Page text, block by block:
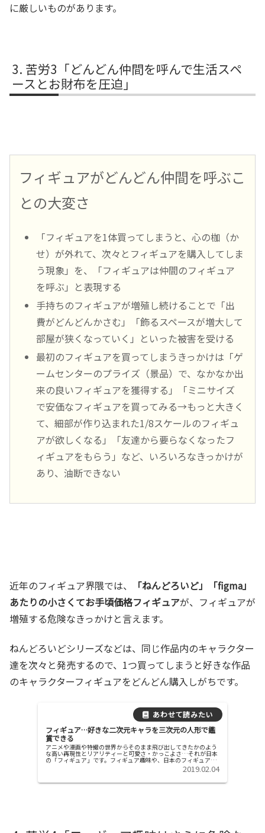
に厳しいものがあります。
苦労3「どんどん仲間を呼んで生活スペ
ースとお財布を圧迫」
フィギュアがどんどん仲間を呼ぶこ
との大変さ
「フィギュアを1体買ってしまうと、心の枷（か
せ）が外れて、次々とフィギュアを購入してしま
う現象」を、「フィギュアは仲間のフィギュア
を呼ぶ」と表現する
手持ちのフィギュアが増殖し続けることで「出
費がどんどんかさむ」「飾るスペースが増大して
部屋が狭くなっていく」といった被害を受ける
最初のフィギュアを買ってしまうきっかけは「ゲ
ームセンターのプライズ（景品）で、なかなか出
来の良いフィギュアを獲得する」「ミニサイズ
で安価なフィギュアを買ってみる→もっと大きく
て、細部が作り込まれた1/8スケールのフィギュ
アが欲しくなる」「友達から要らなくなったフ
ィギュアをもらう」など、いろいろなきっかけが
あり、油断できない
近年のフィギュア界隈では、
「ねんどろいど」「figma」
あたりの小さくてお手頃価格フィギュアが、フィギュアが
増殖する危険なきっかけと言えます。
ねんどろいどシリーズなどは、同じ作品内のキャラクター
達を次々と発売するので、1つ買ってしまうと好きな作品
のキャラクターフィギュアをどんどん購入しがちです。
フィギュア…好きな二次元キャラを三次元の人形で鑑
賞できる
アニメや漫画や特撮の世界からそのまま飛び出してきたかのよう
な高い再現性とリアリティーと可愛さ・かっこよさ…それが日本
の「フィギュア」です。フィギュア趣味や、日本のフィギュア業
界事情について調査したので、分かったことを報告します。フィ
2019.02.04